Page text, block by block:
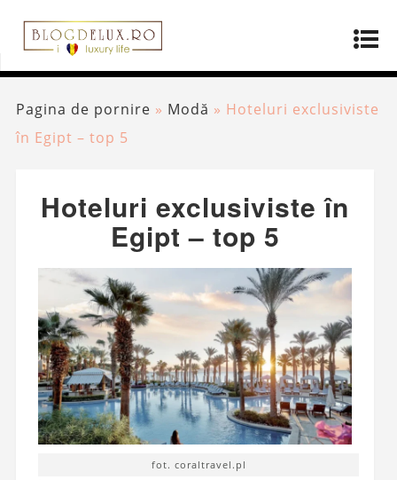
Pagina de pornire » Modă » Hoteluri exclusiviste
în Egipt – top 5
Hoteluri exclusiviste în
Egipt – top 5
fot. coraltravel.pl